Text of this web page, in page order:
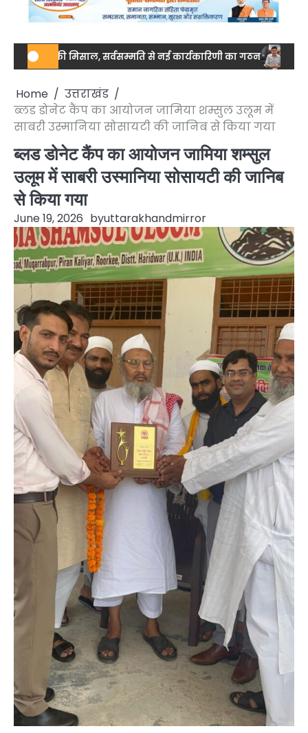
मिसाल, सर्वसम्मति से नई कार्यकारिणी का गठन नेशनल स्तर पर
Home
उत्तराखंड
ब्लड डोनेट कैंप का आयोजन जामिया शम्सुल उलूम में
साबरी उस्मानिया सोसायटी की जानिब से किया गया
ब्लड डोनेट कैंप का आयोजन जामिया शम्सुल
उलूम में साबरी उस्मानिया सोसायटी की जानिब
से किया गया
June 19, 2026 byuttarakhandmirror